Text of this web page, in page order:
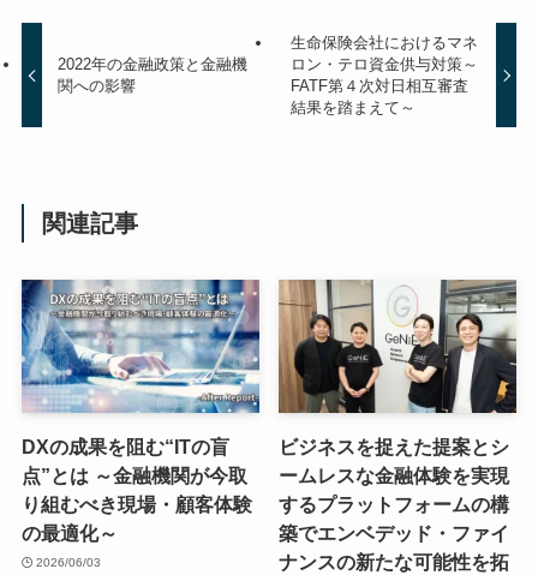
2022年の金融政策と金融機
関への影響
生命保険会社におけるマネ
ロン・テロ資金供与対策～
FATF第４次対日相互審査
結果を踏まえて～
関連記事
DXの成果を阻む“ITの盲
点”とは ～金融機関が今取
り組むべき現場・顧客体験
の最適化～
2026/06/03
ビジネスを捉えた提案とシ
ームレスな金融体験を実現
するプラットフォームの構
築でエンベデッド・ファイ
ナンスの新たな可能性を拓